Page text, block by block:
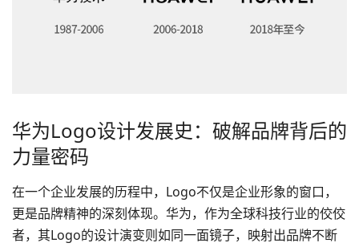
华为Logo设计发展史：破解品牌背后的
力量密码
在一个企业发展的历程中，Logo不仅是企业形象的窗口，
更是品牌精神的深刻体现。华为，作为全球科技行业的佼佼
者，其Logo的设计演变则如同一面镜子，映射出品牌不断